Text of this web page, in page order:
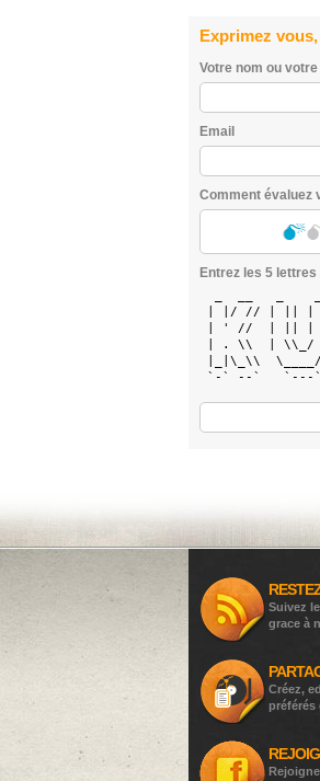
Exprimez
Votre nom ou
Email
Comment évaluez
Entrez les 5
| |/ // | || |
| ' //  | || |
| . \\  |
|_|\_\\
`-` --`
Suivez
grace à
Créez,
préférés